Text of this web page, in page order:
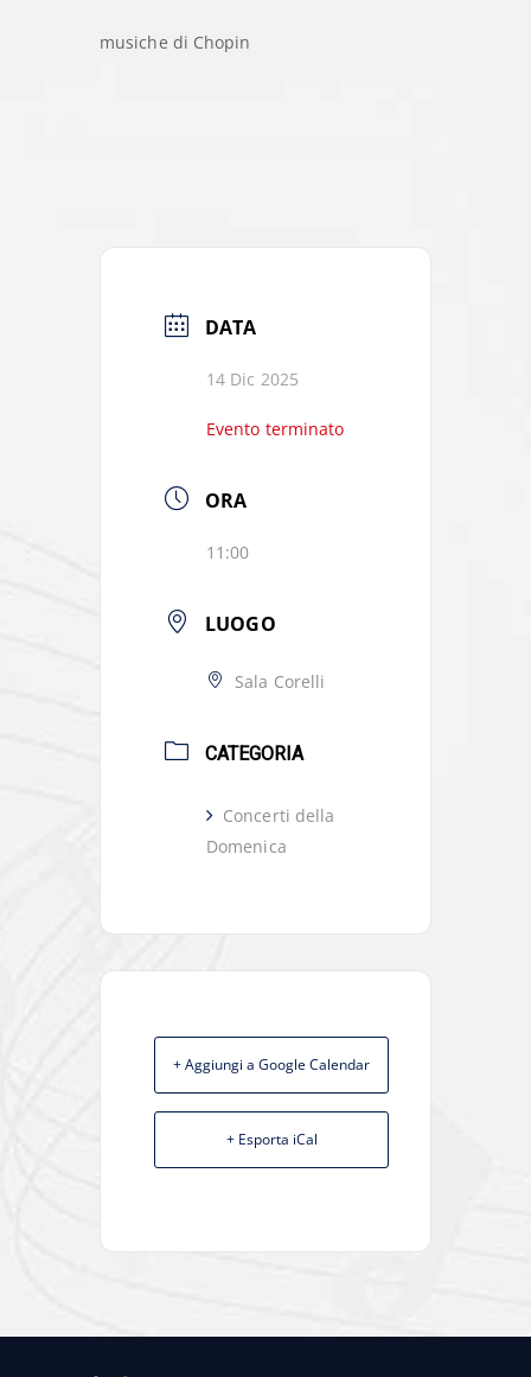
musiche di Chopin
DATA
14 Dic 2025
Evento terminato
ORA
11:00
LUOGO
Sala Corelli
CATEGORIA
Concerti della
Domenica
+ Aggiungi a Google Calendar
+ Esporta iCal